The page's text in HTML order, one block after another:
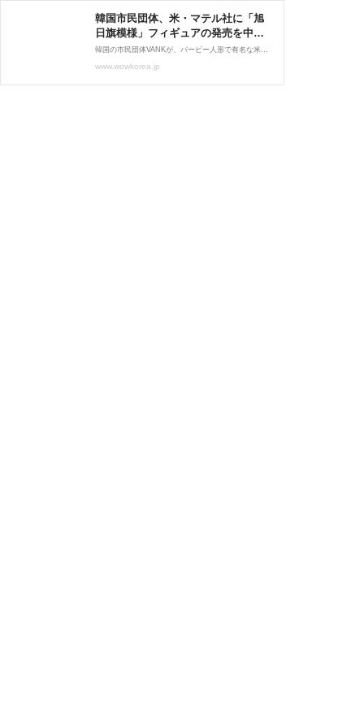
韓国市民団体、米・マテル社に「旭
日旗模様」フィギュアの発売を中止
させる | wowKorea（ワウコリア）韓国の市民団体VANKが、バービー人形で有名な米・玩具メーカーのマテル社のフィギュア発売を中止させた。
www.wowkorea.jp